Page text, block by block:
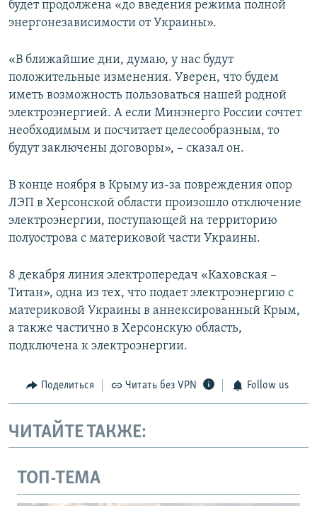
будет продолжена «до введения режима полной
энергонезависимости от Украины».
«В ближайшие дни, думаю, у нас будут
положительные изменения. Уверен, что будем
иметь возможность пользоваться нашей родной
электроэнергией. А если Минэнерго России сочтет
необходимым и посчитает целесообразным, то
будут заключены договоры», – сказал он.
В конце ноября в Крыму из-за повреждения опор
ЛЭП в Херсонской области произошло отключение
электроэнергии, поступающей на территорию
полуострова с материковой части Украины.
8 декабря линия электропередач «Каховская –
Титан», одна из тех, что подает электроэнергию с
материковой Украины в аннексированный Крым,
а также частично в Херсонскую область,
подключена к электроэнергии.
Поделиться Читать без VPN Follow us
ЧИТАЙТЕ ТАКЖЕ:
ТОП-ТЕМА